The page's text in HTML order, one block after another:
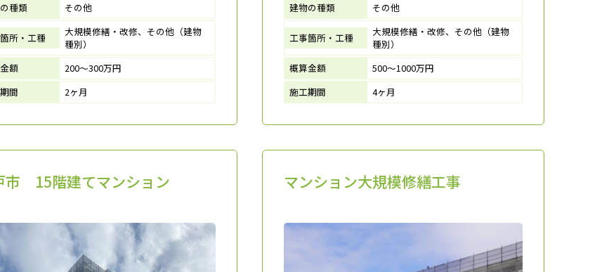
種類
その他
所・工種
大規模修繕・改修、その他（建物
種別）
額
200～300万円
間
2ヶ月
建物の種類
その他
工事箇所・工種
大規模修繕・改修、その他（建物
種別）
概算金額
500～1000万円
施工期間
4ヶ月
市 15階建てマンション マンション大規模修繕工事